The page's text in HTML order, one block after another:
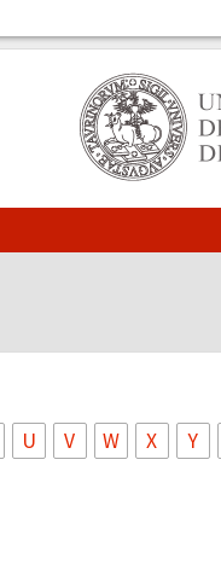
U V W X Y